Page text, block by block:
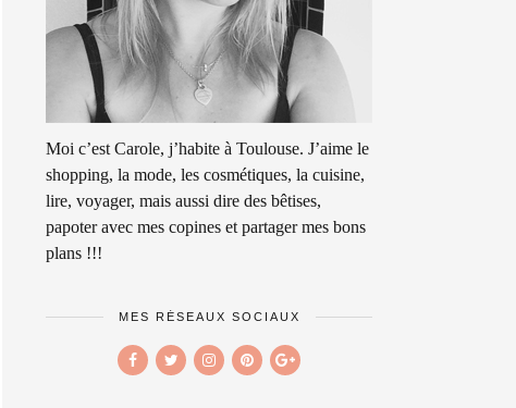
Moi c’est Carole, j’habite à Toulouse. J’aime le
shopping, la mode, les cosmétiques, la cuisine,
lire, voyager, mais aussi dire des bêtises,
papoter avec mes copines et partager mes bons
plans !!!
MES RÉSEAUX SOCIAUX